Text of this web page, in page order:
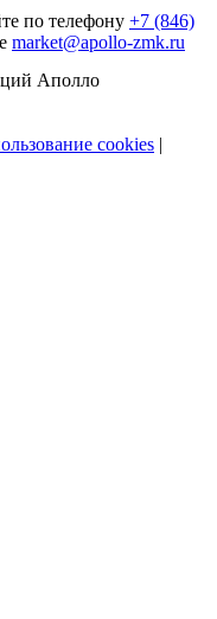
по телефону +7 (846)
market@apollo-zmk.ru
Аполло
cookies |